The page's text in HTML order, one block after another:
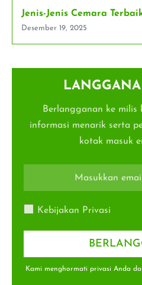
Jenis-Jenis Cemara
Desember 19, 2025
Berlangganan ke milis
informasi menarik serta
kotak masuk
Kebijakan Privasi
Kami menghormati privasi Anda